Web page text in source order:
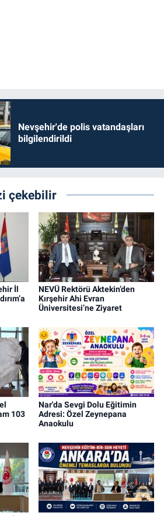
Nevşehir'de polis vatandaşları
bilgilendirildi
çekebilir
İl
NEVÜ Rektörü Aktekin’den
Kırşehir Ahi Evran
Üniversitesi’ne Ziyaret
103
Nar'da Sevgi Dolu Eğitimin
Adresi: Özel Zeynepana
Anaokulu